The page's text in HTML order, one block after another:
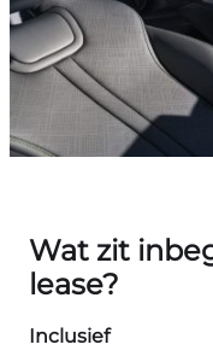
Wat zit
lease?
Inclusief